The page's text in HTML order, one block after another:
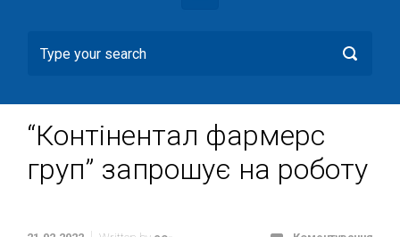
“Контінентал фармерс
груп” запрошує на роботу